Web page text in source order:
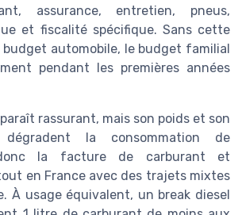
assurance, entretien, pneus,
et fiscalité spécifique. Sans cette
budget automobile, le budget familial
pendant les premières années
rassurant, mais son poids et son
dégradent la consommation de
la facture de carburant et
en France avec des trajets mixtes
À usage équivalent, un break diesel